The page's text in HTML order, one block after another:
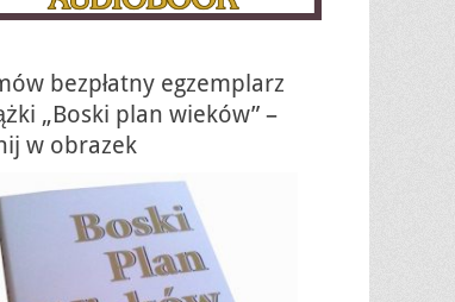
bezpłatny egzemplarz
„Boski plan wieków” –
w obrazek